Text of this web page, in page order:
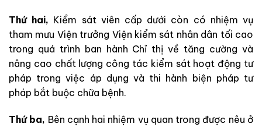
Thứ hai, Kiểm sát viên cấp dưới còn có nhiệm vụ
tham mưu Viện trưởng Viện kiểm sát nhân dân tối cao
trong quá trình ban hành Chỉ thị về tăng cường và
nâng cao chất lượng công tác kiểm sát hoạt động tư
pháp trong việc áp dụng và thi hành biện pháp tư
pháp bắt buộc chữa bệnh.
Thứ ba, Bên cạnh hai nhiệm vụ quan trong được nêu ở